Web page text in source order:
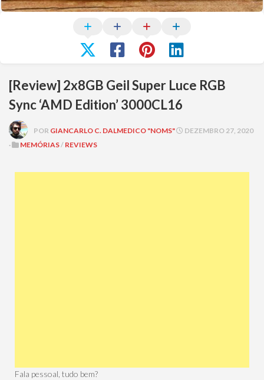
[Review] 2x8GB Geil Super Luce RGB
Sync ‘AMD Edition’ 3000CL16
POR GIANCARLO C. DALMEDICO "NOMS"
DEZEMBRO 27, 2020
·
MEMÓRIAS/ REVIEWS
Fala pessoal, tudo bem?